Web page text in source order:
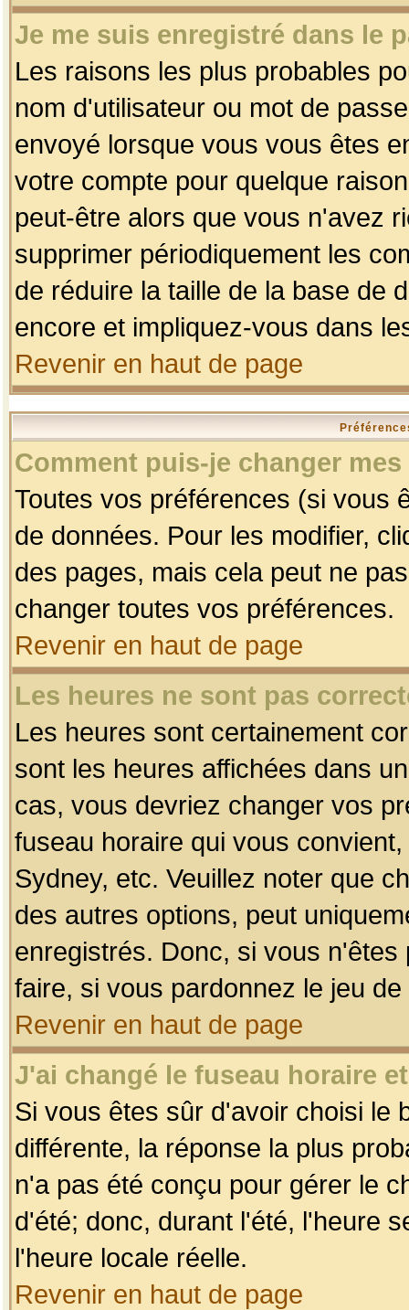
Je me suis enregistré dans le
Les raisons les plus probables
nom d'utilisateur ou mot de
envoyé lorsque vous vous êtes
votre compte pour quelque
peut-être alors que vous n'avez
supprimer périodiquement les
de réduire la taille de la base de
encore et impliquez-vous dans
Revenir en haut de page
Comment puis-je changer
Toutes vos préférences (si vous
de données. Pour les modifier,
des pages, mais cela peut ne
changer toutes vos préférences.
Revenir en haut de page
Les heures ne sont pas
Les heures sont certainement
sont les heures affichées dans
cas, vous devriez changer vos
fuseau horaire qui vous
Sydney, etc. Veuillez noter que
des autres options, peut
enregistrés. Donc, si vous
faire, si vous pardonnez le jeu
Revenir en haut de page
J'ai changé le fuseau horaire
Si vous êtes sûr d'avoir choisi le
différente, la réponse la plus
n'a pas été conçu pour gérer le
d'été; donc, durant l'été, l'heure
l'heure locale réelle.
Revenir en haut de page